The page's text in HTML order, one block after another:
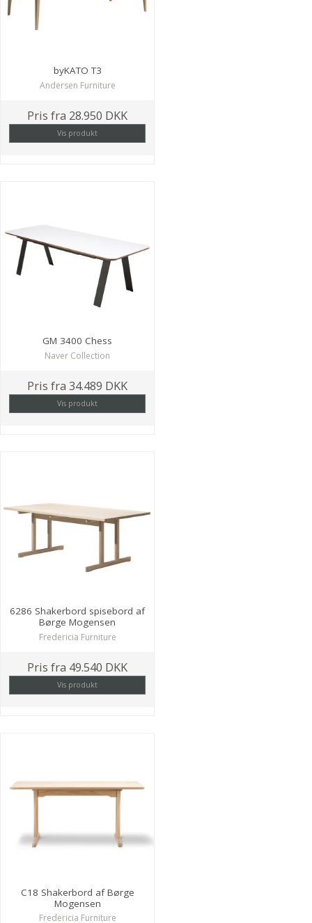
byKATO T3
Andersen Furniture
Pris fra 28.950 DKK
Vis produkt
GM 3400 Chess
Naver Collection
Pris fra 34.489 DKK
Vis produkt
6286 Shakerbord spisebord af
Børge Mogensen
Fredericia Furniture
Pris fra 49.540 DKK
Vis produkt
C18 Shakerbord af Børge
Mogensen
Fredericia Furniture